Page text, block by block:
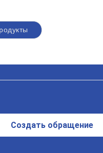
Создать обращение